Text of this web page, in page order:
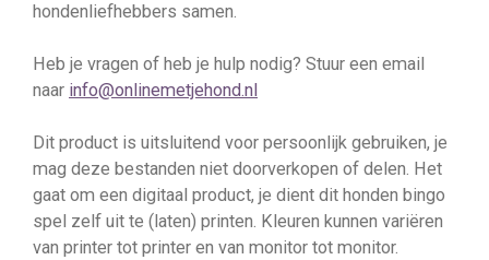
hondenliefhebbers samen.
Heb je vragen of heb je hulp nodig? Stuur een email
naar info@onlinemetjehond.nl
Dit product is uitsluitend voor persoonlijk gebruiken, je
mag deze bestanden niet doorverkopen of delen. Het
gaat om een digitaal product, je dient dit honden bingo
spel zelf uit te (laten) printen. Kleuren kunnen variëren
van printer tot printer en van monitor tot monitor.